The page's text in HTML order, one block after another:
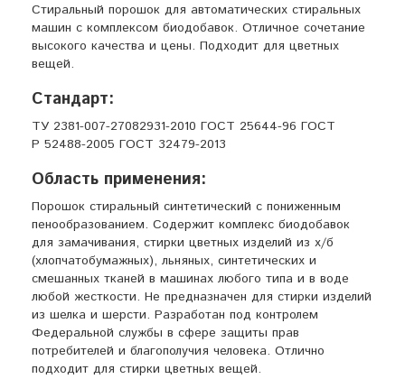
Стиральный порошок для автоматических стиральных
машин с комплексом биодобавок. Отличное сочетание
высокого качества и цены. Подходит для цветных
вещей.
Стандарт:
ТУ 2381-007-27082931-2010 ГОСТ 25644-96 ГОСТ
Р 52488-2005 ГОСТ 32479-2013
Область применения:
Порошок стиральный синтетический с пониженным
пенообразованием. Содержит комплекс биодобавок
для замачивания, стирки цветных изделий из х/б
(хлопчатобумажных), льняных, синтетических и
смешанных тканей в машинах любого типа и в воде
любой жесткости. Не предназначен для стирки изделий
из шелка и шерсти. Разработан под контролем
Федеральной службы в сфере защиты прав
потребителей и благополучия человека. Отлично
подходит для стирки цветных вещей.